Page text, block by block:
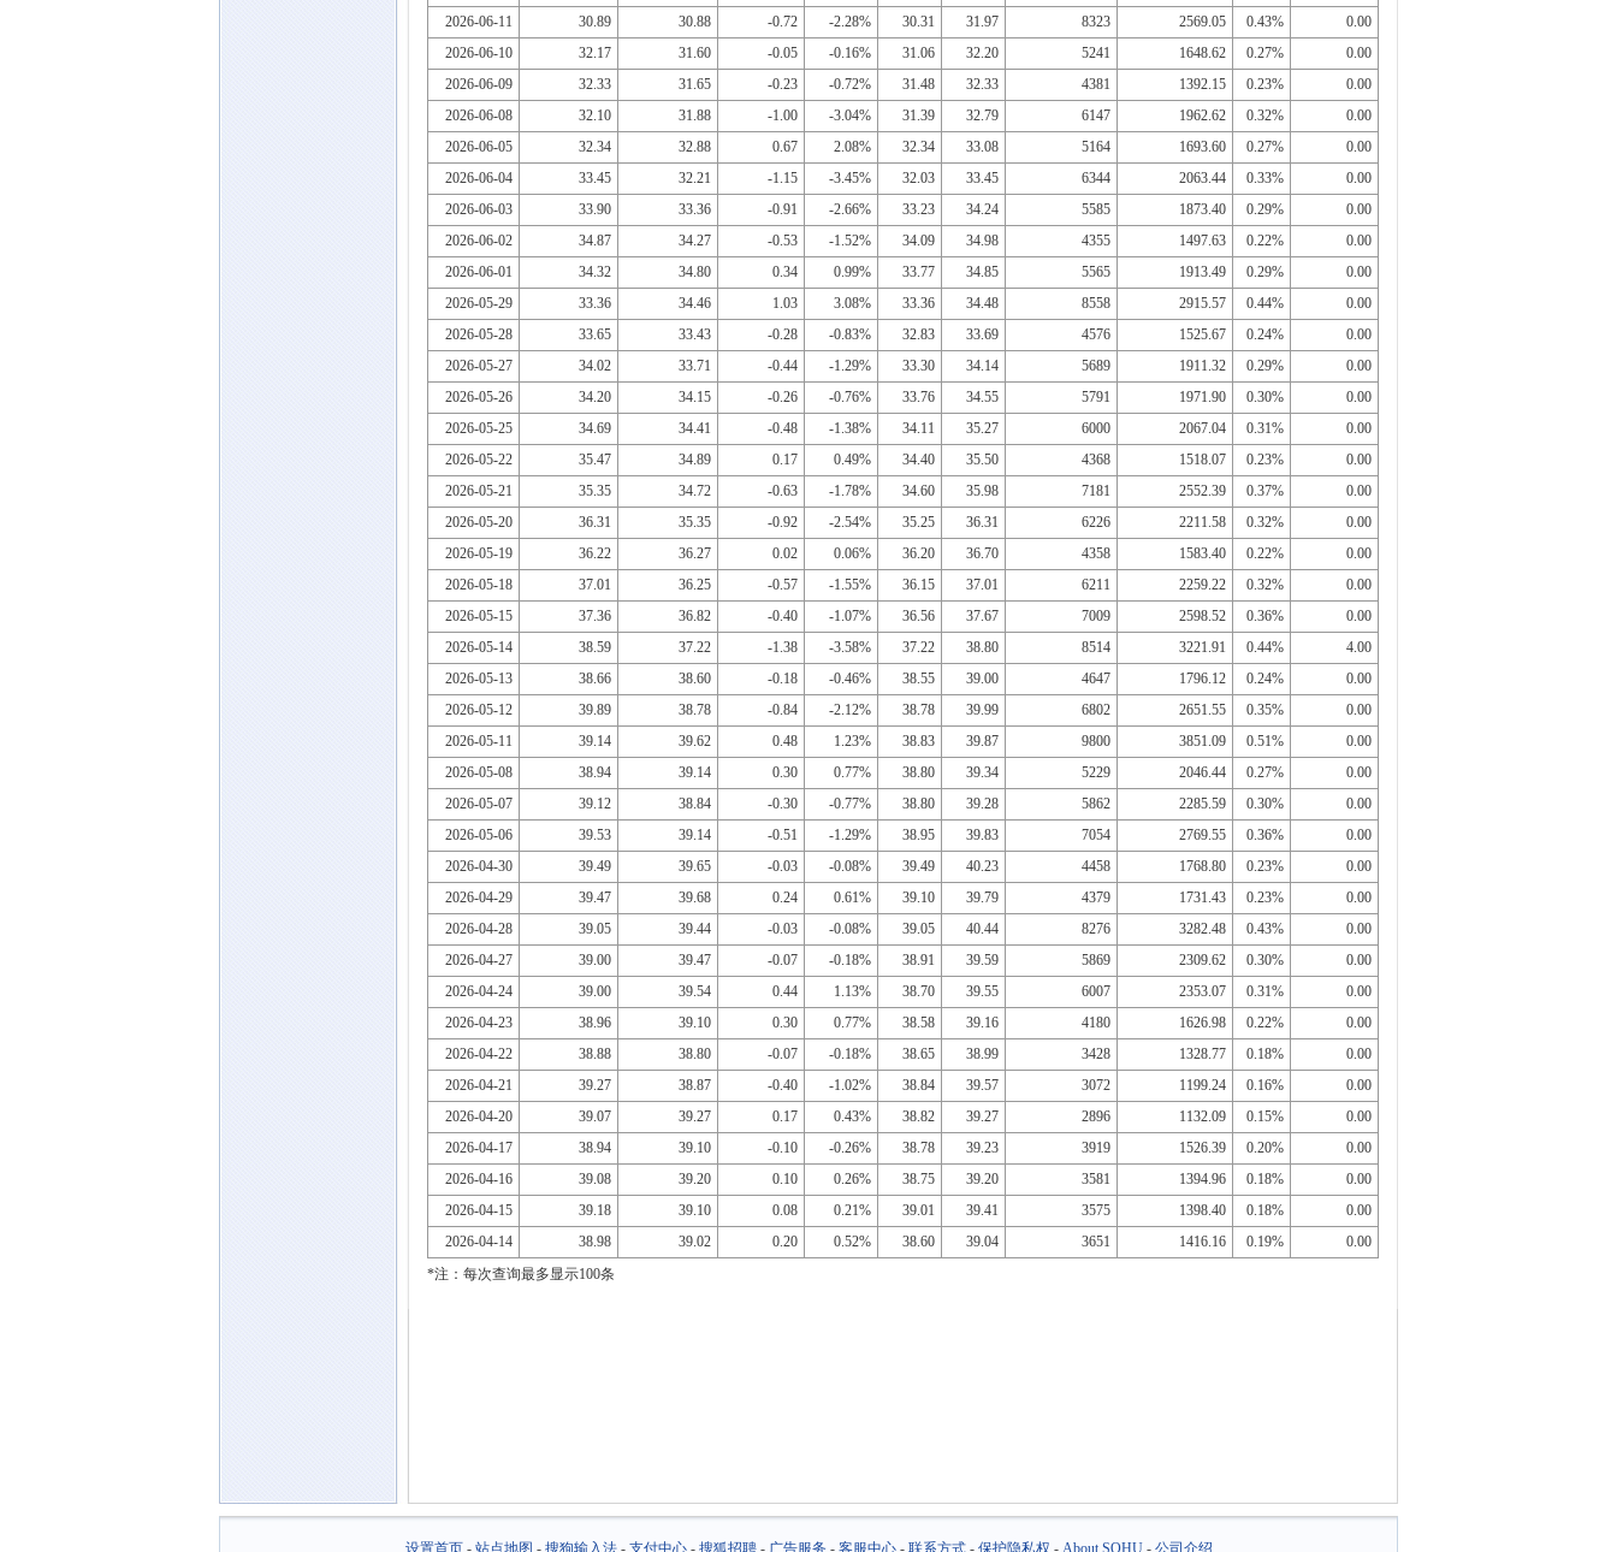
2026-06-11
30.89 30.88 -0.72 -2.28% 30.31 31.97 8323 2569.05 0.43%
0.00
2026-06-10
32.17 31.60 -0.05 -0.16% 31.06 32.20 5241 1648.62 0.27%
0.00
2026-06-09
32.33 31.65 -0.23 -0.72% 31.48 32.33 4381 1392.15 0.23%
0.00
2026-06-08
32.10 31.88 -1.00 -3.04% 31.39 32.79 6147 1962.62 0.32%
0.00
2026-06-05
32.34 32.88 0.67 2.08% 32.34 33.08 5164 1693.60 0.27%
0.00
2026-06-04
33.45 32.21 -1.15 -3.45% 32.03 33.45 6344 2063.44 0.33%
0.00
2026-06-03
33.90 33.36 -0.91 -2.66% 33.23 34.24 5585 1873.40 0.29%
0.00
2026-06-02
34.87 34.27 -0.53 -1.52% 34.09 34.98 4355 1497.63 0.22%
0.00
2026-06-01
34.32 34.80 0.34 0.99% 33.77 34.85 5565 1913.49 0.29%
0.00
2026-05-29
33.36 34.46 1.03 3.08% 33.36 34.48 8558 2915.57 0.44%
0.00
2026-05-28
33.65 33.43 -0.28 -0.83% 32.83 33.69 4576 1525.67 0.24%
0.00
2026-05-27
34.02 33.71 -0.44 -1.29% 33.30 34.14 5689 1911.32 0.29%
0.00
2026-05-26
34.20 34.15 -0.26 -0.76% 33.76 34.55 5791 1971.90 0.30%
0.00
2026-05-25
34.69 34.41 -0.48 -1.38% 34.11 35.27 6000 2067.04 0.31%
0.00
2026-05-22
35.47 34.89 0.17 0.49% 34.40 35.50 4368 1518.07 0.23%
0.00
2026-05-21
35.35 34.72 -0.63 -1.78% 34.60 35.98 7181 2552.39 0.37%
0.00
2026-05-20
36.31 35.35 -0.92 -2.54% 35.25 36.31 6226 2211.58 0.32%
0.00
2026-05-19
36.22 36.27 0.02 0.06% 36.20 36.70 4358 1583.40 0.22%
0.00
2026-05-18
37.01 36.25 -0.57 -1.55% 36.15 37.01 6211 2259.22 0.32%
0.00
2026-05-15
37.36 36.82 -0.40 -1.07% 36.56 37.67 7009 2598.52 0.36%
0.00
2026-05-14
38.59 37.22 -1.38 -3.58% 37.22 38.80 8514 3221.91 0.44%
4.00
2026-05-13
38.66 38.60 -0.18 -0.46% 38.55 39.00 4647 1796.12 0.24%
0.00
2026-05-12
39.89 38.78 -0.84 -2.12% 38.78 39.99 6802 2651.55 0.35%
0.00
2026-05-11
39.14 39.62 0.48 1.23% 38.83 39.87 9800 3851.09 0.51%
0.00
2026-05-08
38.94 39.14 0.30 0.77% 38.80 39.34 5229 2046.44 0.27%
0.00
2026-05-07
39.12 38.84 -0.30 -0.77% 38.80 39.28 5862 2285.59 0.30%
0.00
2026-05-06
39.53 39.14 -0.51 -1.29% 38.95 39.83 7054 2769.55 0.36%
0.00
2026-04-30
39.49 39.65 -0.03 -0.08% 39.49 40.23 4458 1768.80 0.23%
0.00
2026-04-29
39.47 39.68 0.24 0.61% 39.10 39.79 4379 1731.43 0.23%
0.00
2026-04-28
39.05 39.44 -0.03 -0.08% 39.05 40.44 8276 3282.48 0.43%
0.00
2026-04-27
39.00 39.47 -0.07 -0.18% 38.91 39.59 5869 2309.62 0.30%
0.00
2026-04-24
39.00 39.54 0.44 1.13% 38.70 39.55 6007 2353.07 0.31%
0.00
2026-04-23
38.96 39.10 0.30 0.77% 38.58 39.16 4180 1626.98 0.22%
0.00
2026-04-22
38.88 38.80 -0.07 -0.18% 38.65 38.99 3428 1328.77 0.18%
0.00
2026-04-21
39.27 38.87 -0.40 -1.02% 38.84 39.57 3072 1199.24 0.16%
0.00
2026-04-20
39.07 39.27 0.17 0.43% 38.82 39.27 2896 1132.09 0.15%
0.00
2026-04-17
38.94 39.10 -0.10 -0.26% 38.78 39.23 3919 1526.39 0.20%
0.00
2026-04-16
39.08 39.20 0.10 0.26% 38.75 39.20 3581 1394.96 0.18%
0.00
2026-04-15
39.18 39.10 0.08 0.21% 39.01 39.41 3575 1398.40 0.18%
0.00
2026-04-14
38.98 39.02 0.20 0.52% 38.60 39.04 3651 1416.16 0.19%
0.00
*注：每次查询最多显示100条
设置首页- 站点地图 - 搜狗输入法- 支付中心- 搜狐招聘- 广告服务- 客服中心- 联系方式- 保护隐私权 - About SOHU- 公司介绍